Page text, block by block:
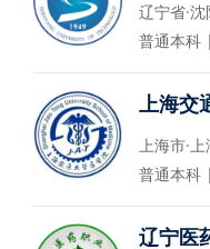
辽宁省·
普通本科
上海交
上海市·
普通本
辽宁医